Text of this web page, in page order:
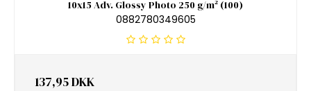
10x15 Adv. Glossy Photo 250 g/m² (100)
0882780349605
137,95 DKK